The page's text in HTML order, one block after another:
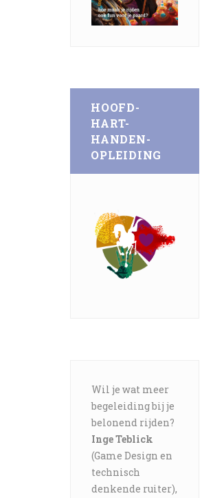
HOOFD-
HART-
HANDEN-
OPLEIDING
Wil je wat meer
begeleiding bij je
belonend rijden?
Inge Teblick
(Game Design en
technisch
denkende ruiter),